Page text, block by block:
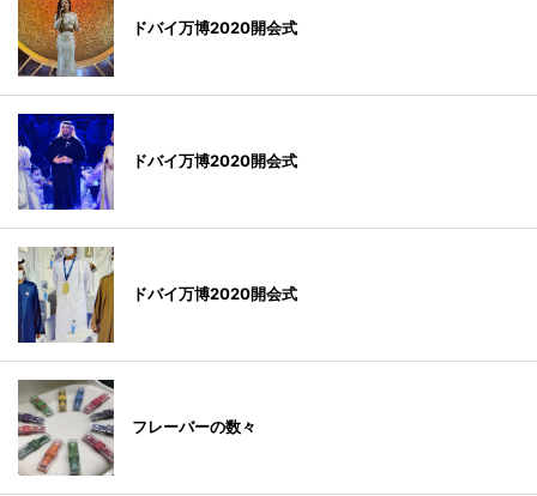
ドバイ万博2020開会式
ドバイ万博2020開会式
ドバイ万博2020開会式
フレーバーの数々